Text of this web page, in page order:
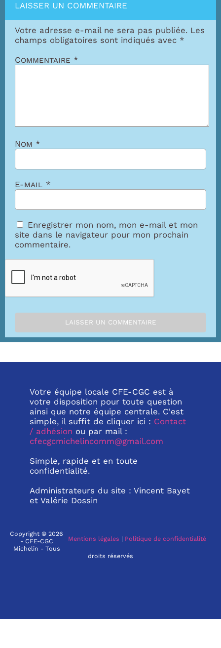
LAISSER UN COMMENTAIRE
Votre adresse e-mail ne sera pas publiée. Les
champs obligatoires sont indiqués avec *
Commentaire *
Nom *
E-mail *
Enregistrer mon nom, mon e-mail et mon
site dans le navigateur pour mon prochain
commentaire.
Votre équipe locale CFE-CGC est à
votre disposition pour toute question
ainsi que notre équipe centrale. C'est
simple, il suffit de cliquer ici : Contact
/ adhésion ou par mail :
cfecgcmichelincomm@gmail.com
Simple, rapide et en toute
confidentialité.
Administrateurs du site : Vincent Bayet
et Valérie Dossin
Mentions légales | Politique de confidentialité
Copyright © 2026
- CFE-CGC
Michelin - Tous
droits réservés